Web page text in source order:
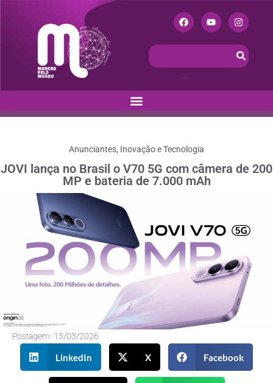
Anunciantes, Inovação e Tecnologia
JOVI lança no Brasil o V70 5G com câmera de 200
MP e bateria de 7.000 mAh
Postagem: 13/03/2026
LinkedIn X Facebook